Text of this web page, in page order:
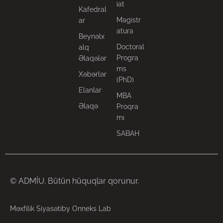
Kafedral
ar
Beynəlx
alq
Əlaqələr
Xəbərlər
Elanlar
Əlaqə
iat
Magistr
atura
Doctoral
Progra
ms
(PhD)
MBA
Proqra
mı
SABAH
© ADMİU. Bütün hüquqlar qorunur.
Məxfilik Siyasətiby Onneks Lab